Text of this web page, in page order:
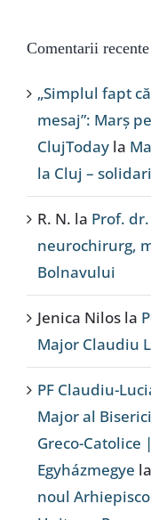
Comentarii recente
„Simplul fapt
mesaj”: Marș
ClujToday la
la Cluj –
R. N. la Prof.
neurochirurg,
Bolnavului
Jenica Nilos la
Major Claudiu
PF Claudiu-
Major al
Greco-Catolice
Egyházmegye la
noul